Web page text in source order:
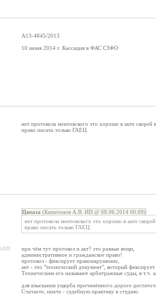
А13-4845/2013
10 июня 2014 г. Кассация в ФАС СЗФО
нет протокола ментовского это хорошо в акте
право писать только ГАЕЦ
или
Цитата (Капитонов А.В. ИП @ 08.06.2014 00:09)
нет протокола ментовского это хорошо в акте
право писать только ГАЕЦ
при чём тут протокол и акт? это разные вещи,
административное и гражданское право!
протокол - фиксирует правонарушение,
акт - это "технический документ", который
Техническим его называют арбитражные суды, в т.ч.
для взыскания ущерба причинённого дороге
Считаете, иначе - судебную практику в студию.